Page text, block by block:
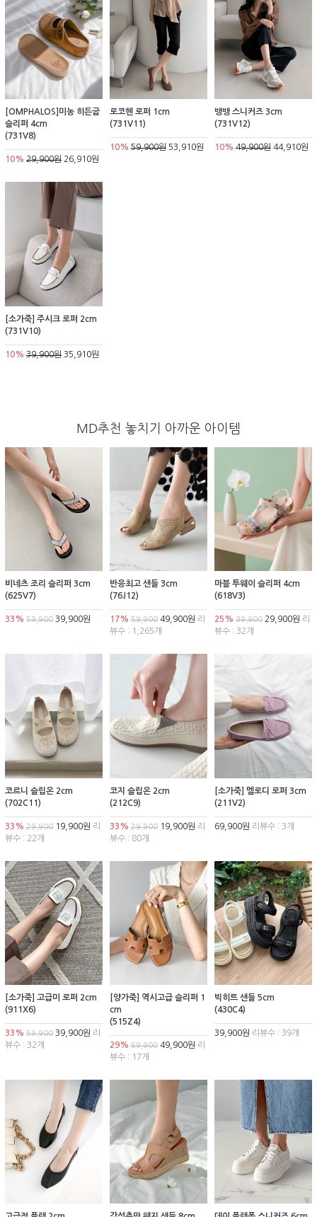
[OMPHALOS]미농 히든굽
슬리퍼 4cm
(731V8)
10% 29,900원 26,910원
로코헨 로퍼 1cm
(731V11)
10% 59,900원53,910원
뱅뱅 스니커즈 3cm
(731V12)
10% 49,900원44,910원
[소가죽] 주시크 로퍼 2cm
(731V10)
10% 39,900원 35,910원
MD추천 놓치기 아까운 아이템
비네츠 조리 슬리퍼 3cm
(625V7)
33% 59,900 39,900원
반응최고 샌들 3cm
(76J12)
17% 59,90049,900원 리
뷰수 : 1,265개
마블 투웨이 슬리퍼 4cm
(618V3)
25% 39,90029,900원 리
뷰수 : 32개
코르니 슬립온 2cm
(702C11)
33% 29,900 19,900원 리
뷰수 : 22개
코지 슬립온 2cm
(212C9)
33% 29,90019,900원 리
뷰수 : 80개
[소가죽] 멜로디 로퍼 3cm
(211V2)
69,900원 리뷰수 : 3개
[소가죽] 고급미 로퍼 2cm
(911X6)
33% 59,900 39,900원 리
뷰수 : 32개
[양가죽] 역시고급 슬리퍼 1
cm
(515Z4)
29% 69,90049,900원 리
뷰수 : 17개
빅히트 샌들 5cm
(430C4)
39,900원 리뷰수 : 39개